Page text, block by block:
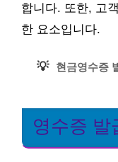
합니다. 또한, 고
한 요소입니다.
💡 현금영수증
영수증 발